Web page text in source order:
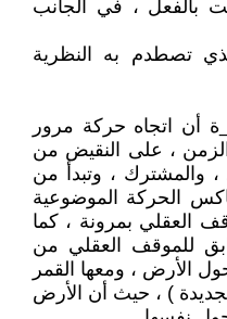
بالفعل ، في الجانب
تصطدم به النظرية
أن اتجاه حركة مرور
الزمن ، على النقيض من
، والمشترك ، وتبدأ من
الحركة الموضوعية
العقلي بمرونة ، كما
للموقف العقلي من
الأرض ، ومعها القمر
) ، حيث أن الأرض